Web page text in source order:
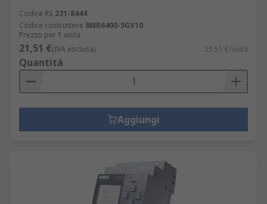
Codice RS 231-8444
Codice costruttore 8MR6400-5GV10
Prezzo per 1 unità
21,51 €(IVA esclusa) 21,51 €/unità
Quantità
Aggiungi